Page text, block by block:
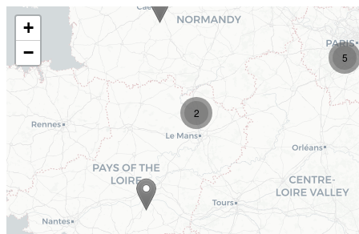
2
5
+
−